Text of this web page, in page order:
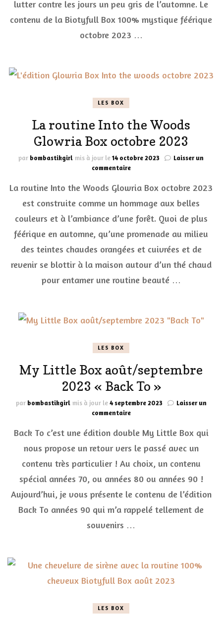
2023
lutter contre les jours un peu gris de l’automne. Le
contenu de la Biotyfull Box 100% mystique féérique
octobre 2023 …
LES BOX
La routine Into the Woods
Glowria Box octobre 2023
par bombastikgirl mis à jour le14 octobre 2023
Laisser un
commentairesur
routine
the
Woods
Box
octobre
La routine Into the Woods Glowria Box octobre 2023
est construite comme un hommage aux belles
couleurs et à l’ambiance d’une forêt. Quoi de plus
féérique en automne, qu’une promenade au milieu
des teintes chaudes orangées et cuivrées et de
revenir se blottir à la maison autour d’un thé chaud
pour entamer une routine beauté …
LES BOX
My Little Box août/septembre
2023 « Back To »
par bombastikgirl mis à jour le4 septembre 2023
Laisser un
commentairesur
Little
août/septembre
2023
To »
Back To c’est une édition double My Little Box qui
nous propose un retour vers le passé avec un
contenu très particulier ! Au choix, un contenu
spécial années 70, ou années 80 ou années 90 !
Aujourd’hui, je vous présente le contenu de l’édition
Back To années 90 qui m’a rappelé tellement de
souvenirs …
LES BOX